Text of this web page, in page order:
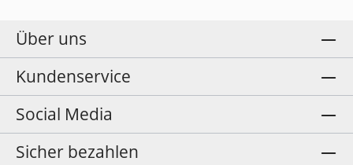
Über uns
Kundenservice
Social Media
Sicher bezahlen